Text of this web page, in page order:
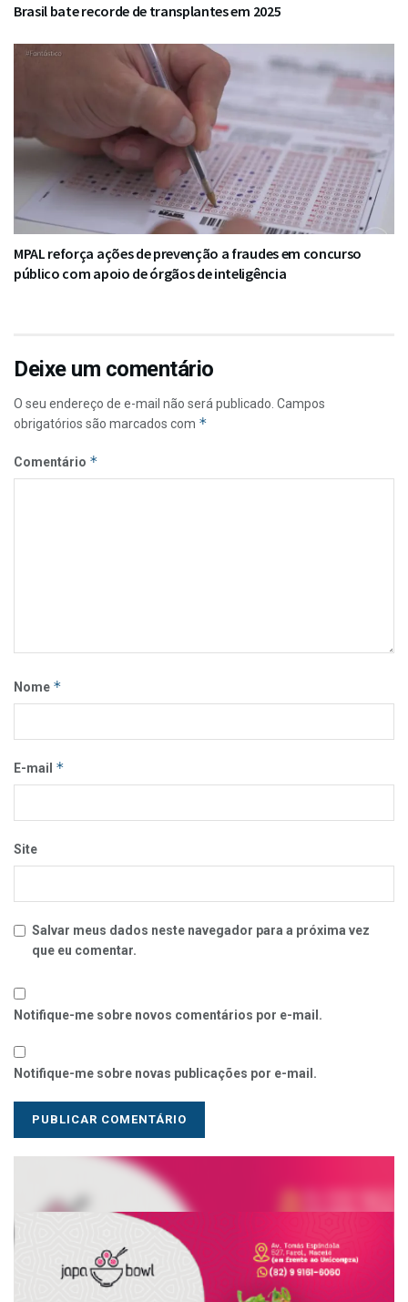
Brasil bate recorde de transplantes em 2025
MPAL reforça ações de prevenção a fraudes em concurso
público com apoio de órgãos de inteligência
Deixe um comentário
O seu endereço de e-mail não será publicado. Campos
obrigatórios são marcados com *
Comentário *
Nome *
E-mail *
Site
Salvar meus dados neste navegador para a próxima vez
que eu comentar.
Notifique-me sobre novos comentários por e-mail.
Notifique-me sobre novas publicações por e-mail.